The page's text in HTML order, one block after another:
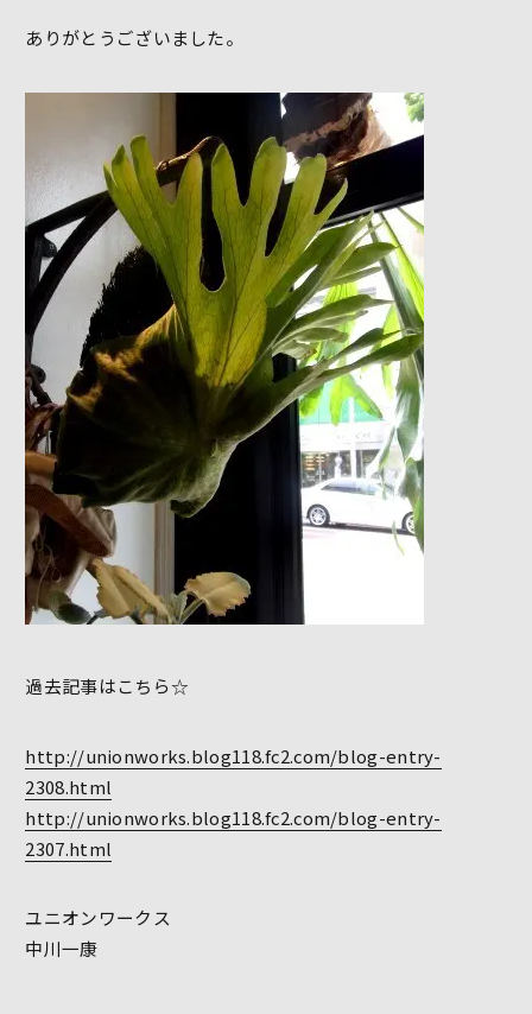
ありがとうございました。
過去記事はこちら☆
http://unionworks.blog118.fc2.com/blog-entry-
2308.html
http://unionworks.blog118.fc2.com/blog-entry-
2307.html
ユニオンワークス
中川一康